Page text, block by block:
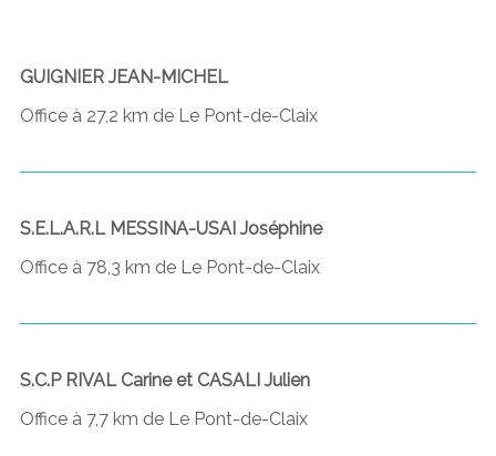
GUIGNIER JEAN-MICHEL
Office à 27,2 km de Le Pont-de-Claix
S.E.L.A.R.L MESSINA-USAI Joséphine
Office à 78,3 km de Le Pont-de-Claix
S.C.P RIVAL Carine et CASALI Julien
Office à 7,7 km de Le Pont-de-Claix